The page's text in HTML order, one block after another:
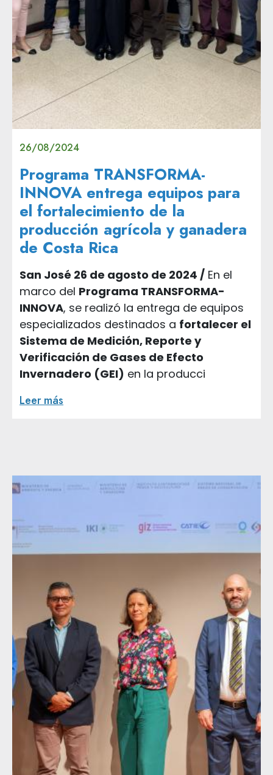
26/08/2024
Programa TRANSFORMA-
INNOVA entrega equipos para
el fortalecimiento de la
producción agrícola y ganadera
de Costa Rica
San José 26 de agosto de 2024 / En el
marco del Programa TRANSFORMA-
INNOVA, se realizó la entrega de equipos
especializados destinados a fortalecer el
Sistema de Medición, Reporte y
Verificación de Gases de Efecto
Invernadero (GEI) en la producci
Leer más